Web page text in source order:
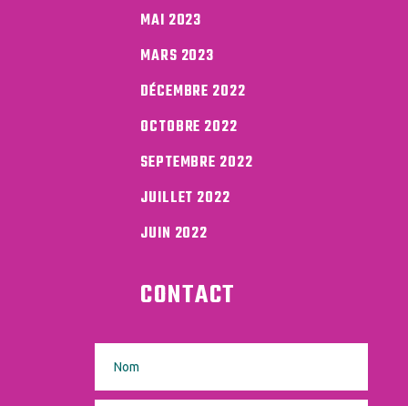
MAI 2023
MARS 2023
DÉCEMBRE 2022
OCTOBRE 2022
SEPTEMBRE 2022
JUILLET 2022
JUIN 2022
CONTACT